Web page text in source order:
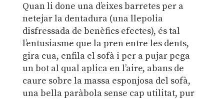
Quan li done una d’eixes barretes per a
netejar la dentadura (una llepolia
disfressada de benèfics efectes), és tal
l’entusiasme que la pren entre les dents,
gira cua, enfila el sofà i per a pujar pega
un bot al qual aplica en l’aire, abans de
caure sobre la massa esponjosa del sofà,
una bella paràbola sense cap utilitat, pur